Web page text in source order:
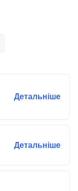
Детальніше
Детальніше